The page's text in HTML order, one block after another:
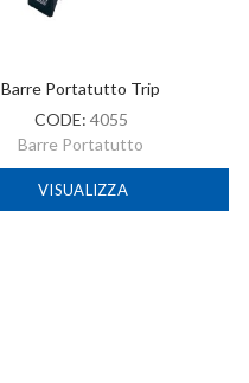
Barre Portatutto Trip
CODE: 4055
Barre Portatutto
VISUALIZZA